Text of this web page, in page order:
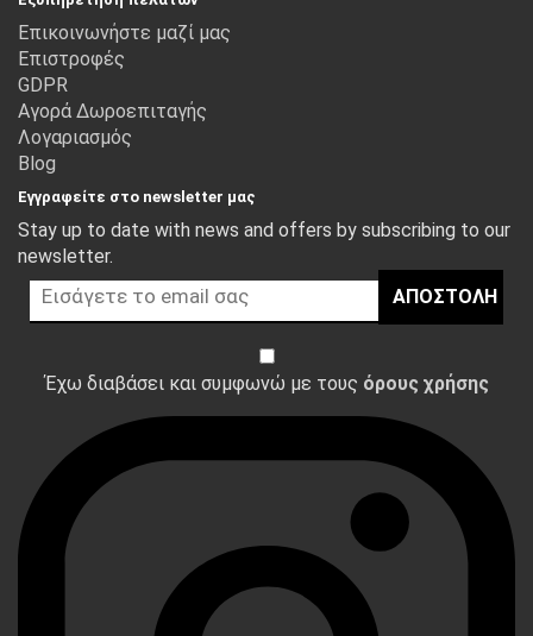
Επικοινωνήστε μαζί μας
Επιστροφές
GDPR
Αγορά Δωροεπιταγής
Λογαριασμός
Blog
Εγγραφείτε στο newsletter μας
Stay up to date with news and offers by subscribing to our
newsletter.
ΑΠΟΣΤΟΛΉ
Έχω διαβάσει και συμφωνώ με τους όρους χρήσης